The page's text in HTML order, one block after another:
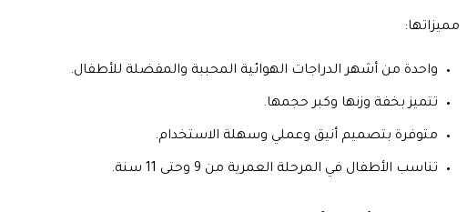
مميزاتها:
واحدة من أشهر الدراجات الهوائية المحببة والمفضلة للأطفال.
تتميز بخفة وزنها وكبر حجمها.
متوفرة بتصميم أنيق وعملي وسهلة الاستخدام.
تناسب الأطفال في المرحلة العمرية من 9 وحتى 11 سنة.